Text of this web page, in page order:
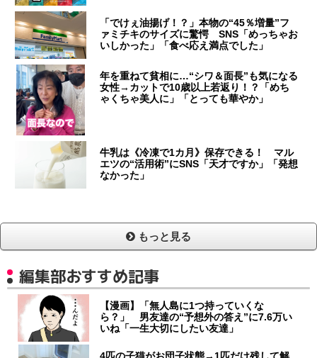
「でけぇ油揚げ！？」本物の“45％増量”フ
ァミチキのサイズに驚愕 SNS「めっちゃお
いしかった」「食べ応え満点でした」
年を重ねて貧相に…“シワ＆面長”も気になる
女性→カットで10歳以上若返り！？「めち
ゃくちゃ美人に」「とっても華やか」
牛乳は《冷凍で1カ月》保存できる！ マル
エツの“活用術”にSNS「天才ですか」「発想
なかった」
もっと見る
編集部おすすめ記事
【漫画】「無人島に1つ持っていくな
ら？」 男友達の“予想外の答え”に7.6万い
いね「一生大切にしたい友達」